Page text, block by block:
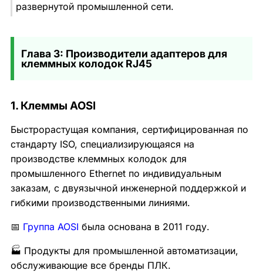
развернутой промышленной сети.
Глава 3: Производители адаптеров для
клеммных колодок RJ45
1. Клеммы AOSI
Быстрорастущая компания, сертифицированная по
стандарту ISO, специализирующаяся на
производстве клеммных колодок для
промышленного Ethernet по индивидуальным
заказам, с двуязычной инженерной поддержкой и
гибкими производственными линиями.
📅 Группа AOSI была основана в 2011 году.
🏭 Продукты для промышленной автоматизации,
обслуживающие все бренды ПЛК.